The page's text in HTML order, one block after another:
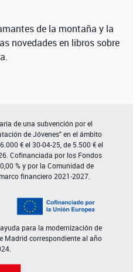
de la montaña y la
novedades en libros sobre
de una subvención por el
de Jóvenes" en el ámbito
€ el 30-04-25, de 5.500 € el
Cofinanciada por los Fondos
% y por la Comunidad de
financiero 2021-2027.
para la modernización de
Madrid correspondiente al año